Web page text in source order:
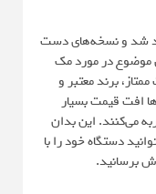
شد و نسخه‌های دست
موضوع در مورد مک
برند معتبر و
افت قیمت بسیار
می‌کنند. این بدان
دستگاه خود را با
برسانید.